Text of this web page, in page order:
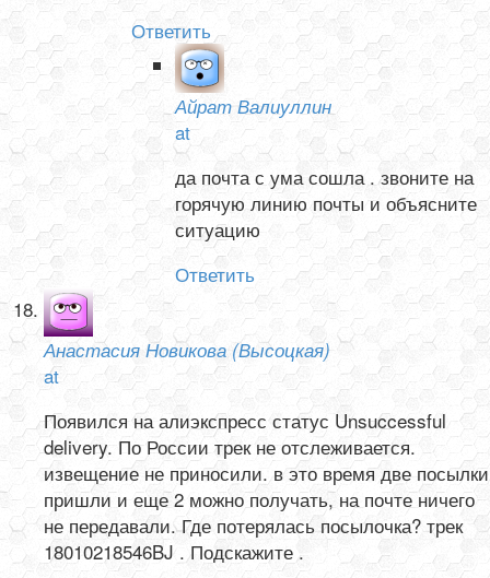
Ответить
Айрат Валиуллин
at
да почта с ума сошла . звоните на
горячую линию почты и объясните
ситуацию
Ответить
Анастасия Новикова (Высоцкая)
at
Появился на алиэкспресс статус Unsuccessful
delivery. По России трек не отслеживается.
извещение не приносили. в это время две посылки
пришли и еще 2 можно получать, на почте ничего
не передавали. Где потерялась посылочка? трек
18010218546BJ . Подскажите .